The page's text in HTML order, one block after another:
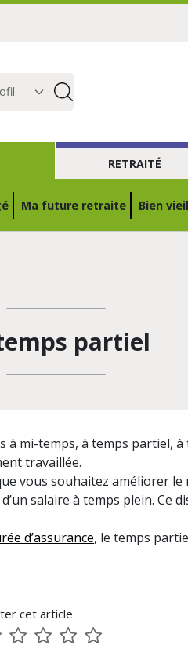
RETRAITÉ
Ma future retraite Bien
partiel
à mi-temps, à temps partiel,
travaillée.
vous souhaitez améliorer
salaire à temps plein. Ce
d’assurance, le temps
cet article
1 2 3 4